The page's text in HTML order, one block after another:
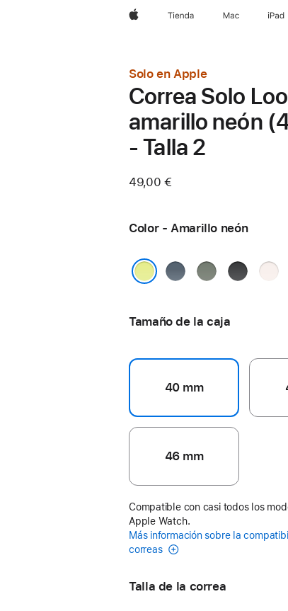
AppleTienda Mac iPad
Solo en Apple
Correa Solo
amarillo neón
- Talla 2
49,00 €
Color - Amarillo neón
Azul
Gris
NegroRosa
Tamaño de la caja
40 mm
46 mm
Compatible con casi todos los
Apple Watch.
Más información sobre la
correas
Talla de la correa